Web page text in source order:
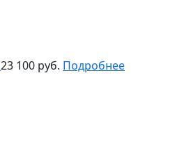
23 100 руб. Подробнее